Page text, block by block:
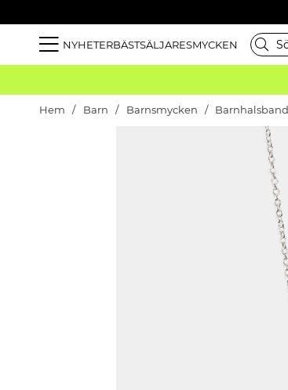
NYHETERBÄSTSÄLJARESMYCKEN
Hem Barn Barnsmycken Barnhalsband